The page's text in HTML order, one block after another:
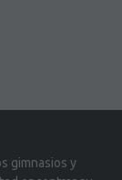
gimnasios y